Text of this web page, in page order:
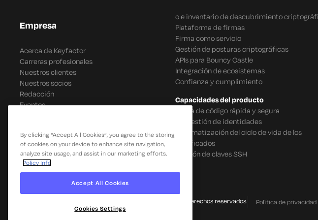
Empresa
Acerca de Keyfactor
Carreras profesionales
Nuestros clientes
Nuestros socios
Redacción
Eventos
o e inventario de descubrimiento
Plataforma de firmas
Firma como servicio
Gestión de posturas criptográficas
APIs para Bouncy Castle
Integración de ecosistemas
Confianza y cumplimiento
Capacidades del producto
Firma de código rápida y segura
IoT Gestión de identidades
Automatización del ciclo de vida de los
certificados
Gestión de claves SSH
© 2026 Keyfactor. Todos los derechos reservados. Política de privacidad
By clicking “Accept All Cookies”, you agree to the storing
of cookies on your device to enhance site navigation,
analyze site usage, and assist in our marketing efforts.
Policy Info
Accept All Cookies
Cookies Settings